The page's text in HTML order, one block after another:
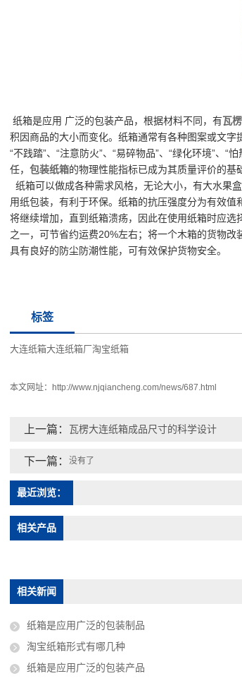
纸箱是应用 广泛的包装产品，根据材料不同，有瓦
积因商品的大小而变化。纸箱通常有各种图案或文字提
“不践踏”、“注意防火”、“易碎物品”、“绿化环境”、
任， 包装纸箱的物理性能指标已成为其质量评价的基
纸箱可以做成各种需求风格，无论大小，有大水果
用纸包装，有利于环保。纸箱的抗压强度分为有效
将继续增加，直到纸箱溃疡，因此在使用纸箱时应选
之一，可节省约运费20%左右；将一个木箱的货物改
具有良好的防尘防潮性能，可有效保护货物安全。
标签
大连纸箱大连纸箱厂淘宝纸箱
本文网址： http://www.njqiancheng.com/news/687.html
上一篇： 瓦楞大连纸箱成品尺寸的科学设计
下一篇： 没有了
最近浏览：
相关产品
相关新闻
纸箱是应用广泛的包装制品
淘宝纸箱形式有哪几种
纸箱是应用广泛的包装产品